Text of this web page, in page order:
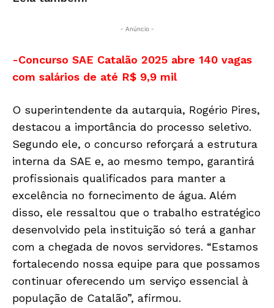
- Anúncio -
-Concurso SAE Catalão 2025 abre 140 vagas
com salários de até R$ 9,9 mil
O superintendente da autarquia, Rogério Pires,
destacou a importância do processo seletivo.
Segundo ele, o concurso reforçará a estrutura
interna da SAE e, ao mesmo tempo, garantirá
profissionais qualificados para manter a
excelência no fornecimento de água. Além
disso, ele ressaltou que o trabalho estratégico
desenvolvido pela instituição só terá a ganhar
com a chegada de novos servidores. “Estamos
fortalecendo nossa equipe para que possamos
continuar oferecendo um serviço essencial à
população de Catalão”, afirmou.